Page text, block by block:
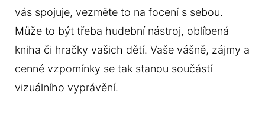
vás spojuje, vezměte to na focení s sebou.
Může to být třeba hudební nástroj, oblíbená
kniha či hračky vašich dětí. Vaše vášně, zájmy a
cenné vzpomínky se tak stanou součástí
vizuálního vyprávění.